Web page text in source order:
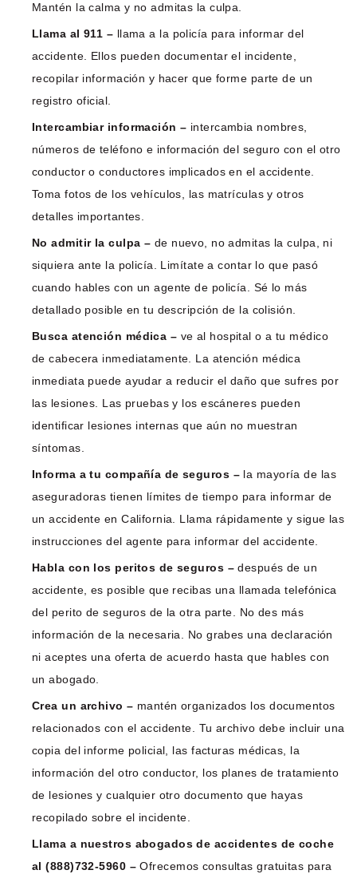
Mantén la calma y no admitas la culpa.
Llama al 911 – llama a la policía para informar del
accidente. Ellos pueden documentar el incidente,
recopilar información y hacer que forme parte de un
registro oficial.
Intercambiar información – intercambia nombres,
números de teléfono e información del seguro con el otro
conductor o conductores implicados en el accidente.
Toma fotos de los vehículos, las matrículas y otros
detalles importantes.
No admitir la culpa – de nuevo, no admitas la culpa, ni
siquiera ante la policía. Limítate a contar lo que pasó
cuando hables con un agente de policía. Sé lo más
detallado posible en tu descripción de la colisión.
Busca atención médica – ve al hospital o a tu médico
de cabecera inmediatamente. La atención médica
inmediata puede ayudar a reducir el daño que sufres por
las lesiones. Las pruebas y los escáneres pueden
identificar lesiones internas que aún no muestran
síntomas.
Informa a tu compañía de seguros – la mayoría de las
aseguradoras tienen límites de tiempo para informar de
un accidente en California. Llama rápidamente y sigue las
instrucciones del agente para informar del accidente.
Habla con los peritos de seguros –después de un
accidente, es posible que recibas una llamada telefónica
del perito de seguros de la otra parte. No des más
información de la necesaria. No grabes una declaración
ni aceptes una oferta de acuerdo hasta que hables con
un abogado.
Crea un archivo – mantén organizados los documentos
relacionados con el accidente. Tu archivo debe incluir una
copia del informe policial, las facturas médicas, la
información del otro conductor, los planes de tratamiento
de lesiones y cualquier otro documento que hayas
recopilado sobre el incidente.
Llama a nuestros abogados de accidentes de coche
al (888)732-5960 –Ofrecemos consultas gratuitas para